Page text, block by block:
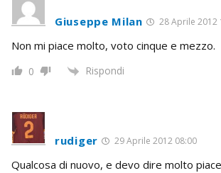
Giuseppe Milan 28 Aprile 2012
Non mi piace molto, voto cinque e mezzo.
0 Rispondi
rudiger 29 Aprile 2012 08:00
Qualcosa di nuovo, e devo dire molto